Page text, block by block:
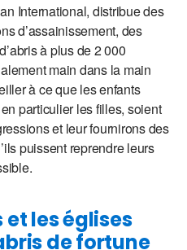
International, distribue des
d’assainissement, des
à plus de 2 000
main dans la main
à ce que les enfants
particulier les filles, soient
et leur fournirons des
puissent reprendre leurs
et les églises
de fortune